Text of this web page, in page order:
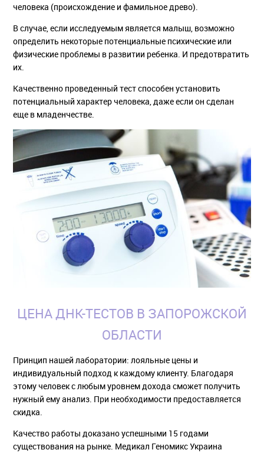
человека (происхождение и фамильное древо).
В случае, если исследуемым является малыш, возможно
определить некоторые потенциальные психические или
физические проблемы в развитии ребенка. И предотвратить
их.
Качественно проведенный тест способен установить
потенциальный характер человека, даже если он сделан
еще в младенчестве.
ЦЕНА ДНК-ТЕСТОВ В ЗАПОРОЖСКОЙ
ОБЛАСТИ
Принцип нашей лаборатории: лояльные цены и
индивидуальный подход к каждому клиенту. Благодаря
этому человек с любым уровнем дохода сможет получить
нужный ему анализ. При необходимости предоставляется
скидка.
Качество работы доказано успешными 15 годами
существования на рынке. Медикал Геномикс Украина